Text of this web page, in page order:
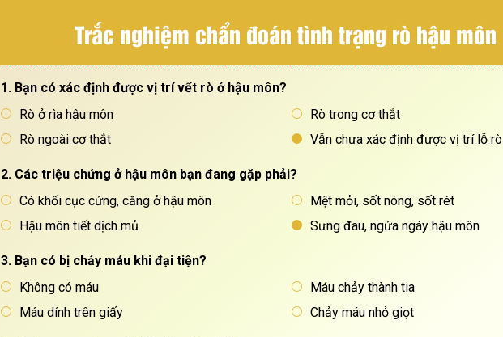
Trắc nghiệm chẩn đoán tình trạng rò hậu môn
1. Bạn có xác định được vị trí vết rò ở hậu môn?
Rò ở rìa hậu môn
Rò trong cơ thắt
Rò ngoài cơ thắt
Vẫn chưa xác định được vị trí lỗ rò
2. Các triệu chứng ở hậu môn bạn đang gặp phải?
Có khối cục cứng, căng ở hậu môn
Mệt mỏi, sốt nóng, sốt rét
Hậu môn tiết dịch mủ
Sưng đau, ngứa ngáy hậu môn
3. Bạn có bị chảy máu khi đại tiện?
Không có máu
Máu chảy thành tia
Máu dính trên giấy
Chảy máu nhỏ giọt